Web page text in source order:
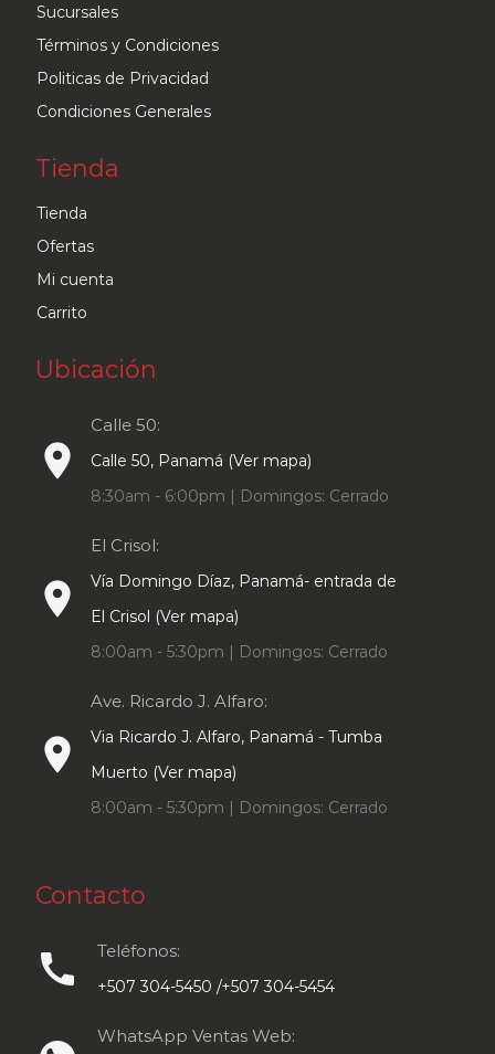
Sucursales
Términos y Condiciones
Politicas de Privacidad
Condiciones Generales
Tienda
Tienda
Ofertas
Mi cuenta
Carrito
Ubicación
place
Calle 50:
Calle 50, Panamá (Ver mapa)
8:30am - 6:00pm | Domingos: Cerrado
place
El Crisol:
Vía Domingo Díaz, Panamá- entrada de
El Crisol (Ver mapa)
8:00am - 5:30pm | Domingos: Cerrado
place
Ave. Ricardo J. Alfaro:
Via Ricardo J. Alfaro, Panamá - Tumba
Muerto (Ver mapa)
8:00am - 5:30pm | Domingos: Cerrado
Contacto
call Teléfonos:
+507 304-5450 /+507 304-5454
WhatsApp Ventas Web: